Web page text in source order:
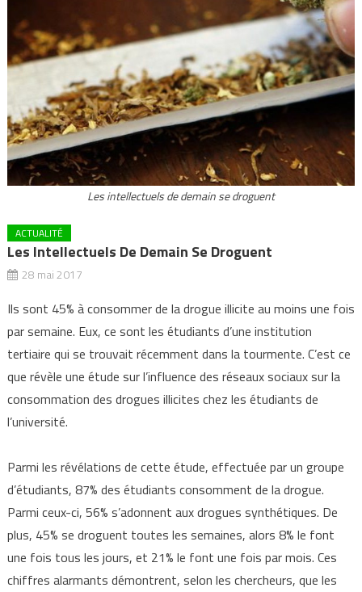
Les intellectuels de demain se droguent
ACTUALITÉ
Les Intellectuels De Demain Se Droguent
28 mai 2017
Ils sont 45% à consommer de la drogue illicite au moins une fois
par semaine. Eux, ce sont les étudiants d’une institution
tertiaire qui se trouvait récemment dans la tourmente. C’est ce
que révèle une étude sur l’influence des réseaux sociaux sur la
consommation des drogues illicites chez les étudiants de
l’université.
Parmi les révélations de cette étude, effectuée par un groupe
d’étudiants, 87% des étudiants consomment de la drogue.
Parmi ceux-ci, 56% s’adonnent aux drogues synthétiques. De
plus, 45% se droguent toutes les semaines, alors 8% le font
une fois tous les jours, et 21% le font une fois par mois. Ces
chiffres alarmants démontrent, selon les chercheurs, que les